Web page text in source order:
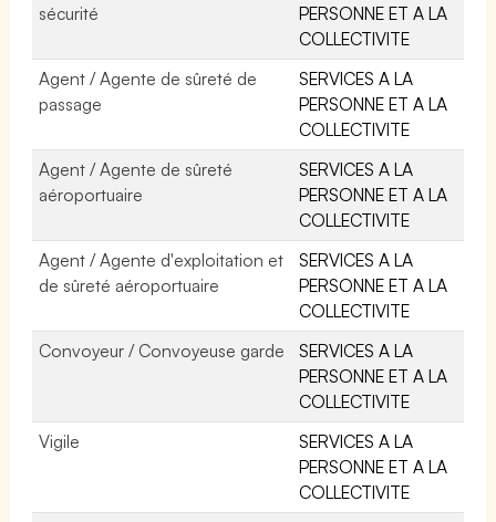
sécurité
PERSONNE ET A LA
COLLECTIVITE
Agent / Agente de sûreté de
passage
SERVICES A LA
PERSONNE ET A LA
COLLECTIVITE
Agent / Agente de sûreté
aéroportuaire
SERVICES A LA
PERSONNE ET A LA
COLLECTIVITE
Agent / Agente d'exploitation et
de sûreté aéroportuaire
SERVICES A LA
PERSONNE ET A LA
COLLECTIVITE
Convoyeur / Convoyeuse garde
SERVICES A LA
PERSONNE ET A LA
COLLECTIVITE
Vigile
SERVICES A LA
PERSONNE ET A LA
COLLECTIVITE